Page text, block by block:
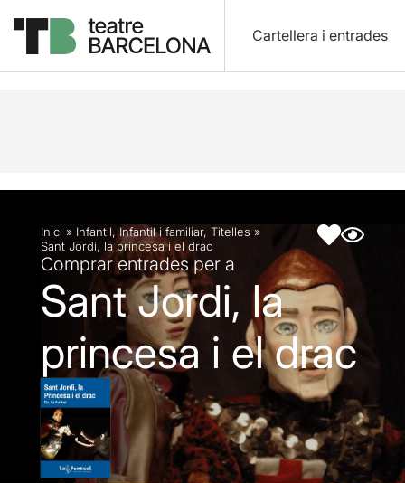
Cartellera i entrades
Descripció Fitxa artística Fotos i vídeos
Inici » Infantil,Infantil i familiar, Titelles »
Sant Jordi, la princesa i el drac
Comprar entrades per a
Sant Jordi, la
princesa i el drac